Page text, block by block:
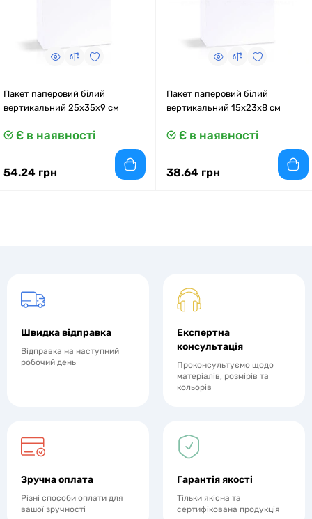
Пакет паперовий білий
вертикальний 25х35х9 см
Є в наявності
54.24 грн
Пакет паперовий білий
вертикальний 15x23x8 см
Є в наявності
38.64 грн
Швидка відправка
Відправка на наступний
робочий день
Експертна
консультація
Проконсультуємо щодо
матеріалів, розмірів та
кольорів
Зручна оплата
Різні способи оплати для
вашої зручності
Гарантія якості
Тільки якісна та
сертифікована продукція